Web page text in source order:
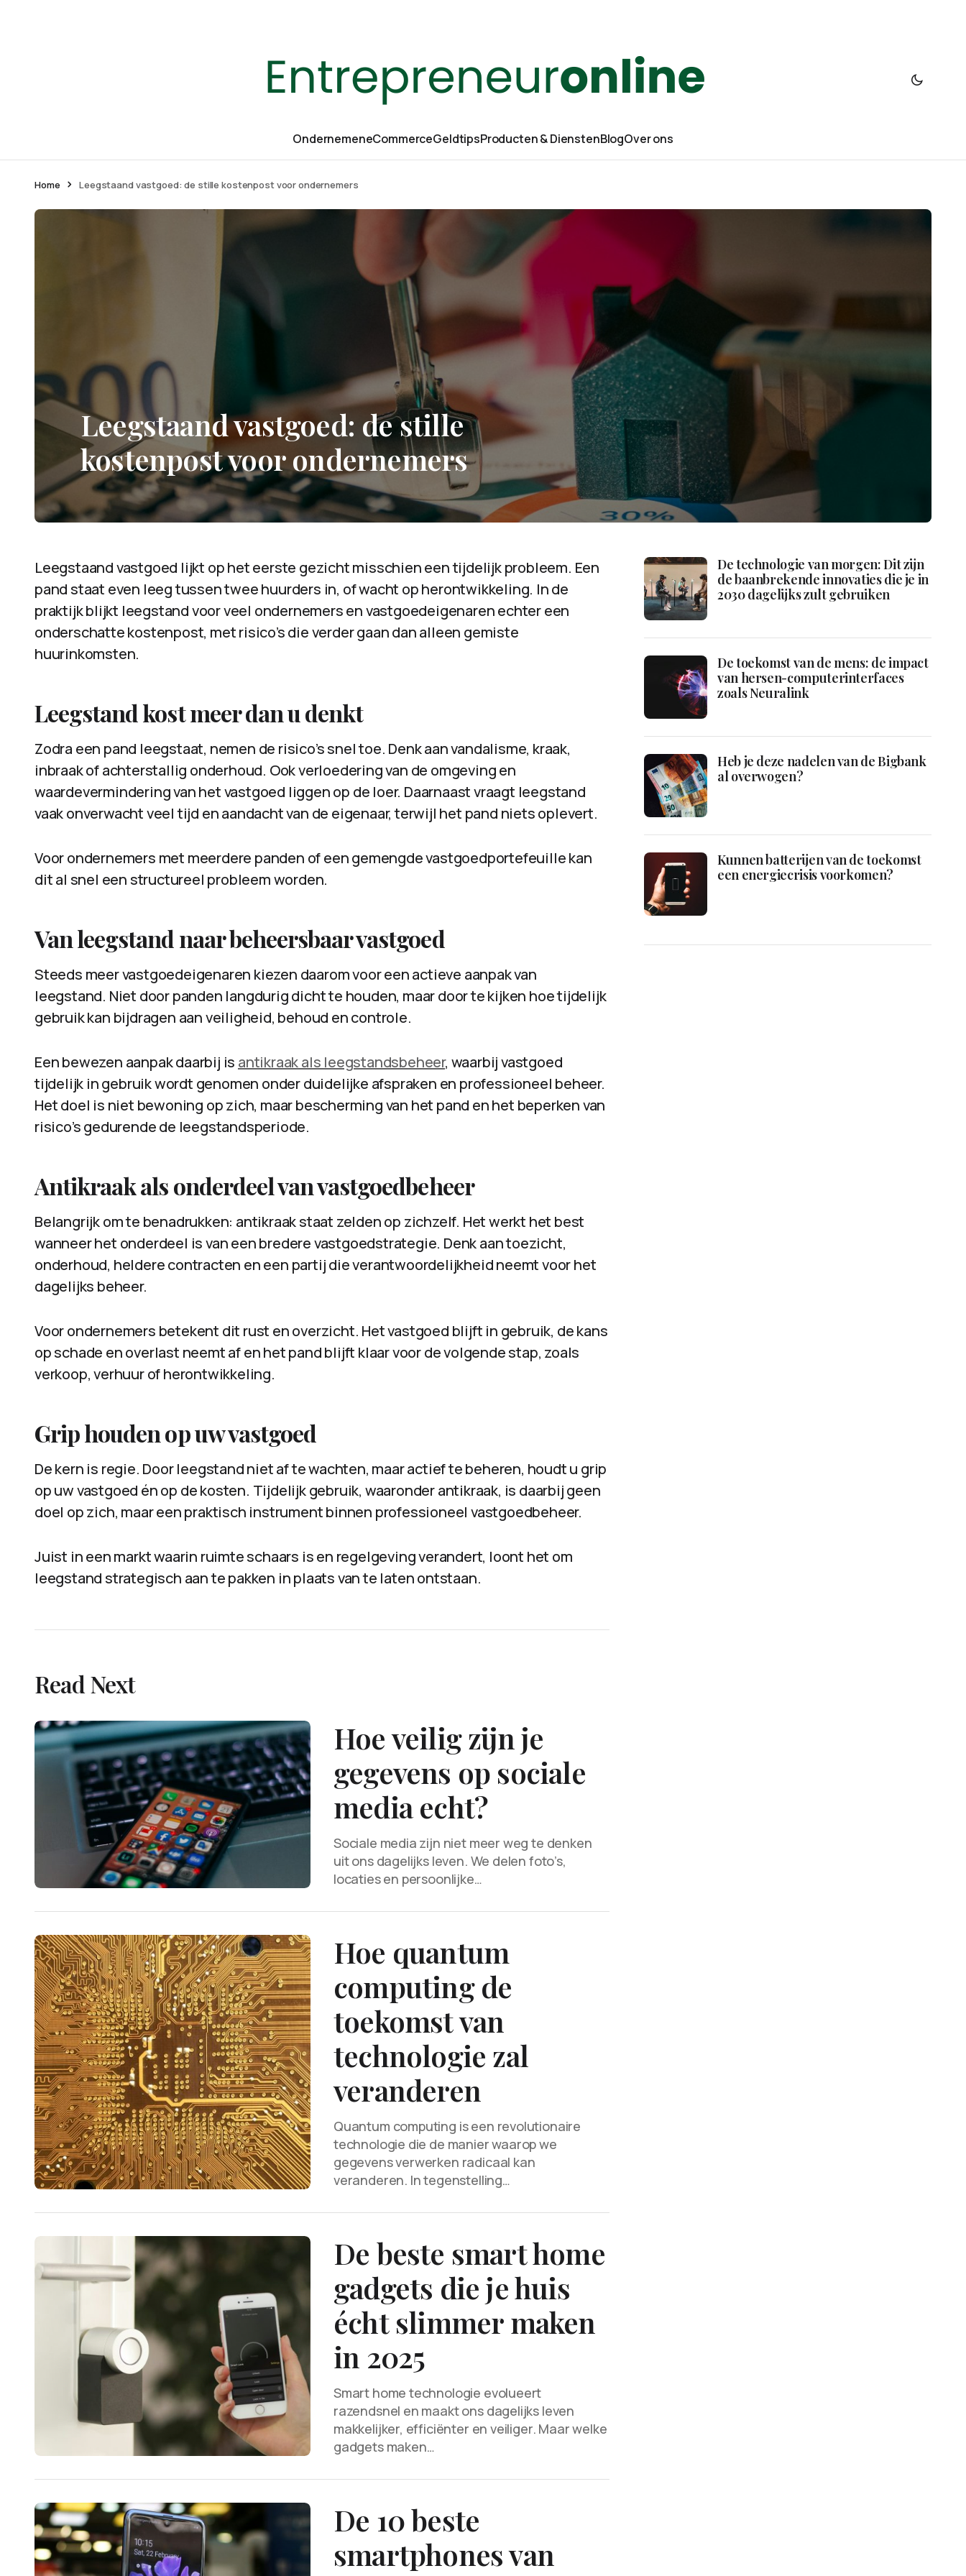
OndernemeneCommerceGeldtipsProducten & DienstenBlogOver ons
Home Leegstaand vastgoed: de stille kostenpost voor ondernemers
Leegstaand vastgoed: de stille
kostenpost voor ondernemers
Leegstaand vastgoed lijkt op het eerste gezicht misschien een tijdelijk probleem. Een
pand staat even leeg tussen twee huurders in, of wacht op herontwikkeling. In de
praktijk blijkt leegstand voor veel ondernemers en vastgoedeigenaren echter een
onderschatte kostenpost, met risico’s die verder gaan dan alleen gemiste
huurinkomsten.
Leegstand kost meer dan u denkt
Zodra een pand leegstaat, nemen de risico’s snel toe. Denk aan vandalisme, kraak,
inbraak of achterstallig onderhoud. Ook verloedering van de omgeving en
waardevermindering van het vastgoed liggen op de loer. Daarnaast vraagt leegstand
vaak onverwacht veel tijd en aandacht van de eigenaar, terwijl het pand niets oplevert.
Voor ondernemers met meerdere panden of een gemengde vastgoedportefeuille kan
dit al snel een structureel probleem worden.
Van leegstand naar beheersbaar vastgoed
Steeds meer vastgoedeigenaren kiezen daarom voor een actieve aanpak van
leegstand. Niet door panden langdurig dicht te houden, maar door te kijken hoe tijdelijk
gebruik kan bijdragen aan veiligheid, behoud en controle.
Een bewezen aanpak daarbij is antikraak als leegstandsbeheer, waarbij vastgoed
tijdelijk in gebruik wordt genomen onder duidelijke afspraken en professioneel beheer.
Het doel is niet bewoning op zich, maar bescherming van het pand en het beperken van
risico’s gedurende de leegstandsperiode.
Antikraak als onderdeel van vastgoedbeheer
Belangrijk om te benadrukken: antikraak staat zelden op zichzelf. Het werkt het best
wanneer het onderdeel is van een bredere vastgoedstrategie. Denk aan toezicht,
onderhoud, heldere contracten en een partij die verantwoordelijkheid neemt voor het
dagelijks beheer.
Voor ondernemers betekent dit rust en overzicht. Het vastgoed blijft in gebruik, de kans
op schade en overlast neemt af en het pand blijft klaar voor de volgende stap, zoals
verkoop, verhuur of herontwikkeling.
Grip houden op uw vastgoed
De kern is regie. Door leegstand niet af te wachten, maar actief te beheren, houdt u grip
op uw vastgoed én op de kosten. Tijdelijk gebruik, waaronder antikraak, is daarbij geen
doel op zich, maar een praktisch instrument binnen professioneel vastgoedbeheer.
Juist in een markt waarin ruimte schaars is en regelgeving verandert, loont het om
leegstand strategisch aan te pakken in plaats van te laten ontstaan.
Read Next
Hoe veilig zijn je
gegevens op sociale
media echt?
Sociale media zijn niet meer weg te denken
uit ons dagelijks leven. We delen foto’s,
locaties en persoonlijke…
Hoe quantum
computing de
toekomst van
technologie zal
veranderen
Quantum computing is een revolutionaire
technologie die de manier waarop we
gegevens verwerken radicaal kan
veranderen. In tegenstelling…
De beste smart home
gadgets die je huis
écht slimmer maken
in 2025
Smart home technologie evolueert
razendsnel en maakt ons dagelijks leven
makkelijker, efficiënter en veiliger. Maar welke
gadgets maken…
De 10 beste
smartphones van
De technologie van morgen: Dit zijn
de baanbrekende innovaties die je in
2030 dagelijks zult gebruiken
De toekomst van de mens: de impact
van hersen-computerinterfaces
zoals Neuralink
Heb je deze nadelen van de Bigbank
al overwogen?
Kunnen batterijen van de toekomst
een energiecrisis voorkomen?